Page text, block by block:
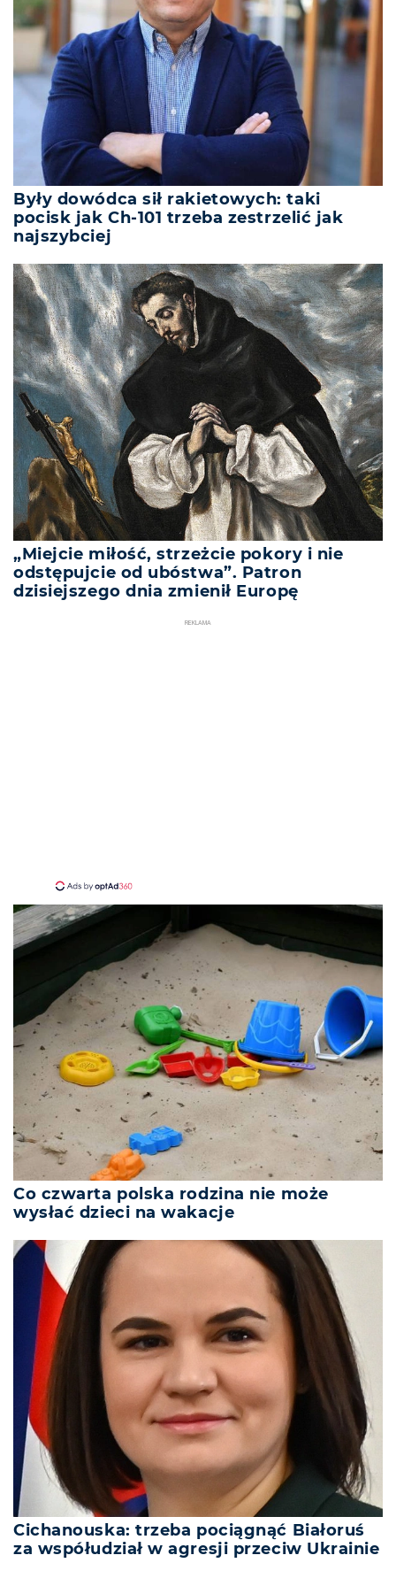
Były dowódca sił rakietowych: taki
pocisk jak Ch-101 trzeba zestrzelić jak
najszybciej
„Miejcie miłość, strzeżcie pokory i nie
odstępujcie od ubóstwa”. Patron
dzisiejszego dnia zmienił Europę
REKLAMA
Co czwarta polska rodzina nie może
wysłać dzieci na wakacje
Cichanouska: trzeba pociągnąć Białoruś
za współudział w agresji przeciw Ukrainie